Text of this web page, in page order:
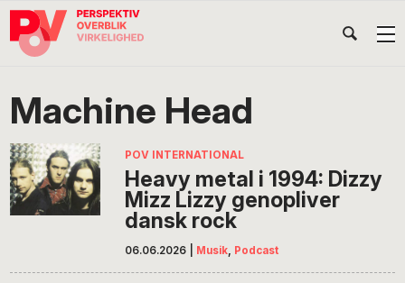
Gå
direkte
navigation
Skip
indhold
Gå
direkte
POV
International
Machine Head
POV INTERNATIONAL
Heavy metal i 1994: Dizzy
Mizz Lizzy genopliver
dansk rock
06.06.2026 Musik, Podcast